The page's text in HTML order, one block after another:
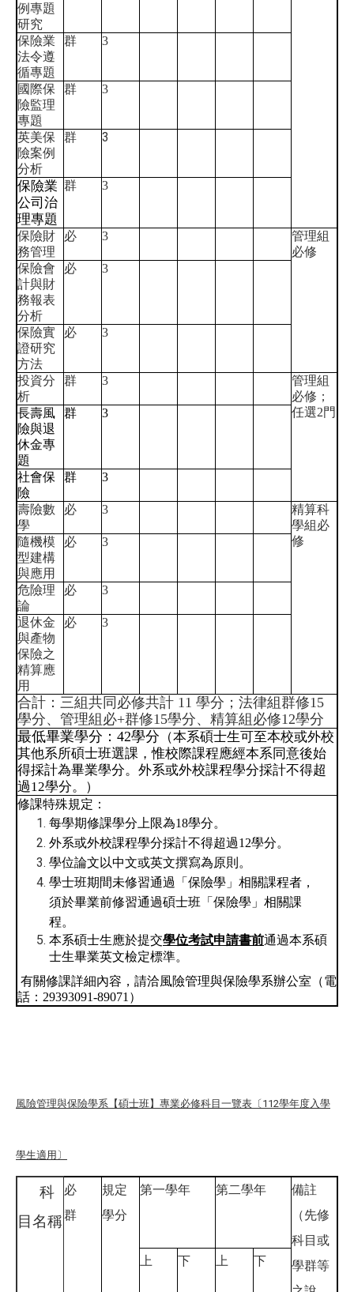
例專題
研究
保險業
法令遵
循專題
群 3
國際保
險監理
專題
群 3
英美保
險案例
分析
群 3
保險業
公司治
理專題
群 3
保險財
務管理
必 3
管理組
必修
保險會
計與財
務報表
分析
必 3
保險實
證研究
方法
必 3
投資分
析
群 3
管理組
必修；
任選2門
長壽風
險與退
休金專
題
群 3
社會保
險
群 3
壽險數
學
必 3
精算科
學組必
修
隨機模
型建構
與應用
必 3
危險理
論
必 3
退休金
與產物
保險之
精算應
用
必 3
合計：三組共同必修共計 11 學分；法律組群修15
學分、管理組必+群修15學分、精算組必修12學分
最低畢業學分：42學分 （本系碩士生可至本校或外校
其他系所碩士班選課，惟校際課程應經本系同意後始
得採計為畢業學分。外系或外校課程學分採計不得超
過12學分。）
修課特殊規定：
每學期修課學分上限為18學分。
外系或外校課程學分採計不得超過12學分。
學位論文以中文或英文撰寫為原則。
學士班期間未修習通過「保險學」相關課程者，
須於畢業前修習通過碩士班「保險學」相關課
程。
本系碩士生應於提交學位考試申請書前通過本系碩
士生畢業英文檢定標準。
有關修課詳細內容，請洽風險管理與保險學系辦公室（電
話： 29393091-89071 ）
風險管理與保險學系【碩士班】專業必修科目一覽表〔112學年度入學
學生適用〕
科
目名稱
必
群
規定
學分
第一學年 第二學年
備註
（先修
科目或
學群等
上 下 上 下